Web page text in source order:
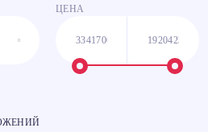
ЦЕНА